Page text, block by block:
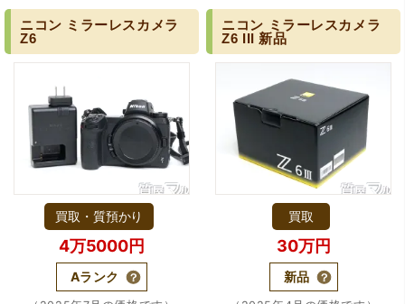
（大阪府豊中市）買取査定の流れがとても丁寧でお話がし
やすくとても良い時間になりました!!満足出来る買取です。
本当に有難う御座います!!
（大阪府寝屋川市）質屋さんは初めてて不安でしたが、他
店買い取りより高く思っていた以上の金額で大満足です。
説明もわかりやすく、優しい話し方の対応でとても良かっ
たです。
ラとして登場しま…（大阪市）
市場へ参入する…（大阪・箕面
市）
ニコン ミラーレスカメラ
Z6
買取・質預かり
4万5000円
Aランク
ニコン ミラーレスカメラ
Z6 III 新品
買取
30万円
新品